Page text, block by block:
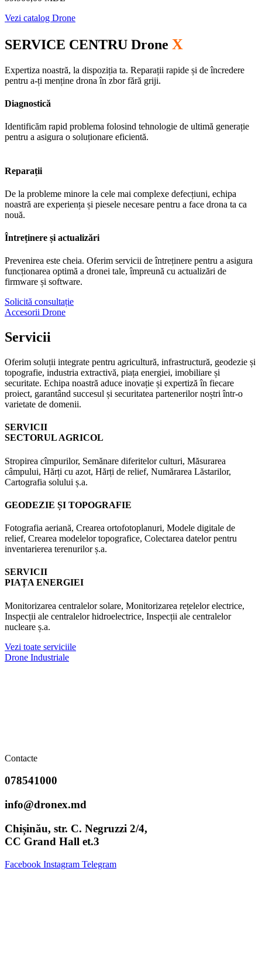
Vezi catalog Drone
SERVICE CENTRU Drone X
Expertiza noastră, la dispoziția ta. Reparații rapide și de încredere
pentru a-ți menține drona în zbor fără griji.
Diagnostică
Identificăm rapid problema folosind tehnologie de ultimă generație
pentru a asigura o soluționare eficientă.
Reparații
De la probleme minore la cele mai complexe defecțiuni, echipa
noastră are experiența și piesele necesare pentru a face drona ta ca
nouă.
Întreținere și actualizări
Prevenirea este cheia. Oferim servicii de întreținere pentru a asigura
funcționarea optimă a dronei tale, împreună cu actualizări de
firmware și software.
Solicită consultație
Accesorii Drone
Servicii
Oferim soluții integrate pentru agricultură, infrastructură, geodezie și
topografie, industria extractivă, piața energiei, imobiliare și
securitate. Echipa noastră aduce inovație și expertiză în fiecare
proiect, garantând succesul și securitatea partenerilor noștri într-o
varietate de domenii.
SERVICII
SECTORUL AGRICOL
Stropirea cîmpurilor, Semănare diferitelor culturi, Măsurarea
câmpului, Hărți cu azot, Hărți de relief, Numărarea Lăstarilor,
Cartografia solului ș.a.
GEODEZIE ȘI TOPOGRAFIE
Fotografia aeriană, Crearea ortofotoplanuri, Modele digitale de
relief, Crearea modelelor topografice, Colectarea datelor pentru
inventarierea terenurilor ș.a.
SERVICII
PIAȚA ENERGIEI
Monitorizarea centralelor solare, Monitorizarea rețelelor electrice,
Inspecții ale centralelor hidroelectrice, Inspecții ale centralelor
nucleare ș.a.
Vezi toate serviciile
Drone Industriale
Contacte
078541000
info@dronex.md
Chișinău, str. C. Negruzzi 2/4,
CC Grand Hall et.3
Facebook Instagram Telegram